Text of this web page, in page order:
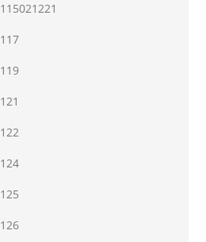
115021221
117
119
121
122
124
125
126